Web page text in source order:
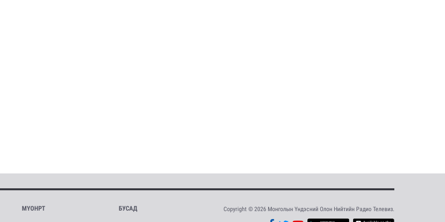
МҮОНРТ БУСАД Copyright © 2026 Монголын Үндэсний Олон Нийтийн Радио Телевиз.